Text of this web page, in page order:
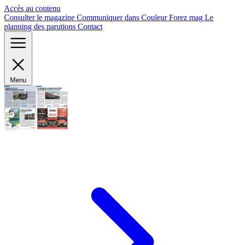
Accès au contenu
Consulter le magazine Communiquer dans Couleur Forez mag Le
planning des parutions Contact
Menu
Panneau de gestion des cookies